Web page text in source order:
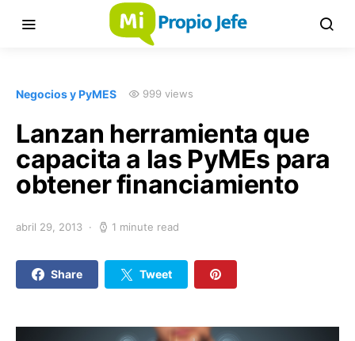
Negocios y PyMES 999 views
Lanzan herramienta que
capacita a las PyMEs para
obtener financiamiento
abril 29, 2013 1 minute read
Share Tweet